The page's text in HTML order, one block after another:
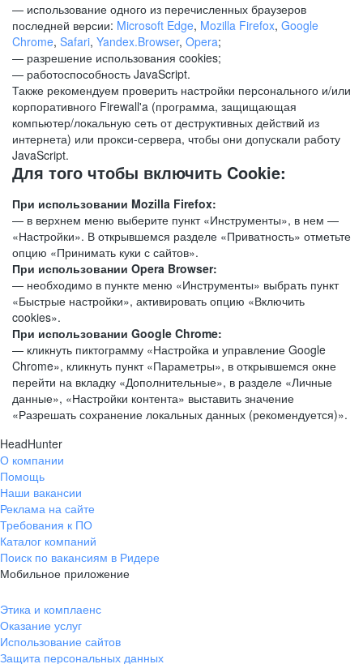
— использование одного из перечисленных браузеров
последней версии: Microsoft Edge, Mozilla Firefox, Google
Chrome, Safari, Yandex.Browser, Opera;
— разрешение использования cookies;
— работоспособность JavaScript.
Также рекомендуем проверить настройки персонального и/или
корпоративного Firewall'a (программа, защищающая
компьютер/локальную сеть от деструктивных действий из
интернета) или прокси-сервера, чтобы они допускали работу
JavaScript.
Для того чтобы включить Cookie:
При использовании Mozilla Firefox:
— в верхнем меню выберите пункт «Инструменты», в нем —
«Настройки». В открывшемся разделе «Приватность» отметьте
опцию «Принимать куки с сайтов».
При использовании Opera Browser:
— необходимо в пункте меню «Инструменты» выбрать пункт
«Быстрые настройки», активировать опцию «Включить
cookies».
При использовании Google Chrome:
— кликнуть пиктограмму «Настройка и управление Google
Chrome», кликнуть пункт «Параметры», в открывшемся окне
перейти на вкладку «Дополнительные», в разделе «Личные
данные», «Настройки контента» выставить значение
«Разрешать сохранение локальных данных (рекомендуется)».
HeadHunter
О компании
Помощь
Наши вакансии
Реклама на сайте
Требования к ПО
Каталог компаний
Поиск по вакансиям в Ридере
Мобильное приложение
Этика и комплаенс
Оказание услуг
Использование сайтов
Защита персональных данных